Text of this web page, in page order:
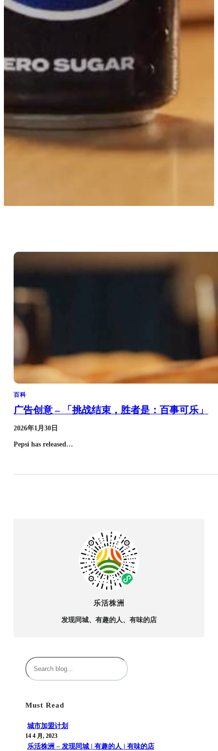
百科
广告创意 – 「挑战结束，胜者是：百事可乐」
2026年1月30日
Pepsi has released…
乐活株洲
发现同城、有趣的人、有味的店
搜
索
Must Read
城市加盟计划
14 4 月, 2023
乐活株洲 – 发现同城 | 有趣的人 | 有味的店